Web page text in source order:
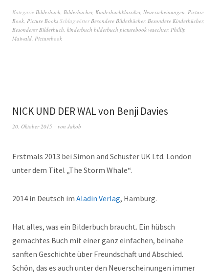
Kategorie Bilderbuch, Bilderbücher, Kinderbuchklassiker, Neuerscheinungen, Picture
Book, Picture Books SchlagwörterBesondere Bilderbücher, Besondere Kinderbücher,
Besonderes Bilderbuch, kinderbuch bilderbuch picturebook waechter, Phillip
Maiwald, Picturebook
NICK UND DER WAL von Benji Davies
20. Oktober 2015 von Jakob
Erstmals 2013 bei Simon and Schuster UK Ltd. London
unter dem Titel „The Storm Whale“.
2014 in Deutsch im Aladin Verlag, Hamburg.
Hat alles, was ein Bilderbuch braucht. Ein hübsch
gemachtes Buch mit einer ganz einfachen, beinahe
sanften Geschichte über Freundschaft und Abschied.
Schön, das es auch unter den Neuerscheinungen immer